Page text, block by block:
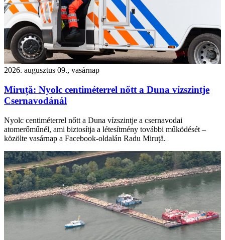
2026. augusztus 09., vasárnap
Miruță: Nyolc centiméterrel nőtt a Duna vízszintje
Csernavodánál
Nyolc centiméterrel nőtt a Duna vízszintje a csernavodai
atomerőműnél, ami biztosítja a létesítmény további működését –
közölte vasárnap a Facebook-oldalán Radu Miruță.